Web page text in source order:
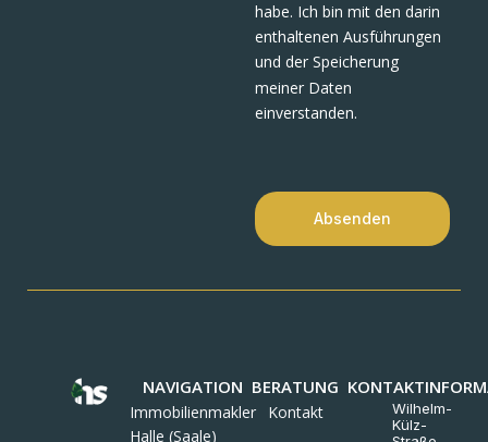
habe. Ich bin mit den darin
enthaltenen Ausführungen
und der Speicherung
meiner Daten
einverstanden.
Absenden
NAVIGATION
Immobilienmakler
Halle (Saale)
BERATUNG
Kontakt
Wilhelm-
Külz-